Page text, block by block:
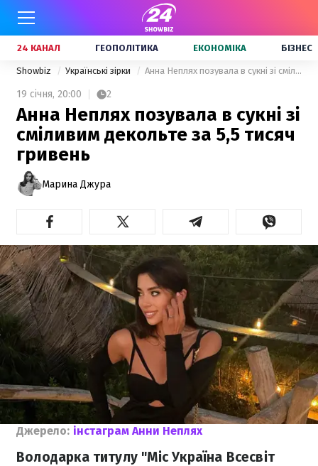
24 КАНАЛ ГЕОПОЛІТИКА ЕКОНОМІКА БІЗНЕС
Showbiz Українські зірки Анна Неплях позувала в сукні зі сміливим декольте за 5,5 тисяч гривень
19 січня, 20:00 2
Анна Неплях позувала в сукні зі
сміливим декольте за 5,5 тисяч
гривень
Марина Джура
Джерело: інстаграм Анни Неплях
Володарка титулу "Міс Україна Всесвіт